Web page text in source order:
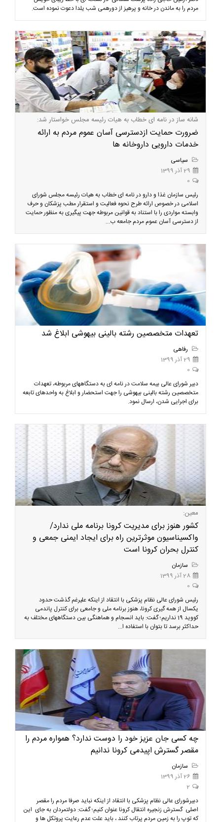
مردم را به ماندن در خانه و پرهیز از دورهمی شب یلدا دعوت نموده است.
شانه ساز در نامه ای خطاب به هیات رئیسه مجلس خواستار شد:
ضرورت حمایت ازدسترسی آسان عموم مردم به ارائه
خدمات دارویی داروخانه ها
سیاسی
29 آذر 1399
0
رئیس سازمان غذا و دارو در نامه ای خطاب به هیات رئیسه مجلس شورای
اسلامی در خصوص ارائه طرح نحوه فعالیت و استقرار مطب پزشکان و حرف
وابسته مواردی را با استناد به قوانین مربوطه جهت پیگیری به منظور حمایت
از دسترسی آسان عموم مردم جامعه ب...
تعهدات متخصصین رشته بالینی بیهوشی ابلاغ شد
رفاهی
29 آذر 1399
0
دبیر شورای عالی بیمه سلامت در نامه ای به دستگاههای مربوطه، تعهدات
متخصصین رشته بالینی بیهوشی را جهت استحضار و ابلاغ به واحدهای تابعه
برای اجرایی شدن، ارسال نمود.
معین:
کشور هنوز برای مدیریت کرونا برنامه ملی ندارد/
واکسیناسیون موثرترین راه برای ایجاد ایمنی جمعی و
کنترل بحران کرونا است
سازمان
28 آذر 1399
0
رئیس شورای عالی نظام پزشکی با انتقاد از اینکه علیرغم گذشت حدود
یکسال از همه گیری کرونا، هنوز برنامه ملی و جامعی برای کنترل پاندمی
کووید 19 نداریم؛ گفت: باید انسجام و هماهنگی بین دستگاههای مختلف به
حداکثر برسد تا بتوان با استفاده ا...
چه کسی جان عزیز خود را دوست ندارد؟ همواره مردم را
مقصر گسترش اپیدمی کرونا ندانیم
سازمان
26 آذر 1399
2
دبیرشورای عالی نظام پزشکی با انتقاد از اینکه نباید صرفا مردم را مقصر
اصلی گسترش زنجیره انتقال کرونا عنوان کنیم؛ گفت: دولتمردان به جای این
که توپ را به زمین مردم پرتاب کنند ، باید علت عدم رعایت پروتکل ها و